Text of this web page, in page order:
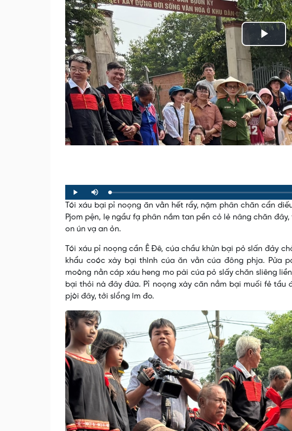
Play Mute Loaded:
0%
Progress:
0%
Tói xáu bại pỉ noọng ăn vằn hết rẩy, nặm phân chăn cẩn
Pjom pện, lẹ ngầư fạ phân nắm tan pền cỏ lẻ nâng chăn
on ún vạ an ỏn.
Tói xáu pỉ noọng cần Ê Đê, cúa chầư khửn bại pỏ slấn đảy
khẩu coóc xày bại thình cúa ăn vằn cúa đông phja. Pửa
moòng nằn cáp xáu heng mo pài cúa pỏ slấy chăn sliêng
bại thỏi nà đây đứa. Pỉ noọng xày căn nẳm bại muối fẻ tầu
pjòi đây, tởi slổng ím đo.